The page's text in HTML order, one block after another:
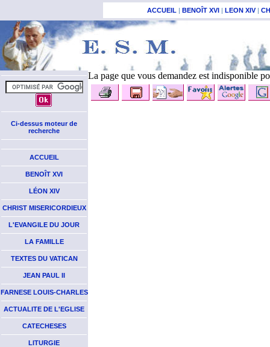
ACCUEIL | BENOÎT XVI | LEON XIV|
Ci-dessus moteur de
recherche
ACCUEIL
BENOÎT XVI
LÉON XIV
CHRIST MISERICORDIEUX
L'EVANGILE DU JOUR
LA FAMILLE
TEXTES DU VATICAN
JEAN PAUL II
FARNESE LOUIS-CHARLES
ACTUALITE DE L'EGLISE
CATECHESES
LITURGIE
La page que vous demandez est indisponible